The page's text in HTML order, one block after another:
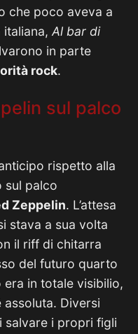
che poco aveva a
Al bar di
in parte
rock.
sul palco
rispetto alla
sul palco
Zeppelin. L’attesa
stava a sua volta
il riff di chitarra
del futuro quarto
in totale visibilio,
Diversi
salvare i propri figli